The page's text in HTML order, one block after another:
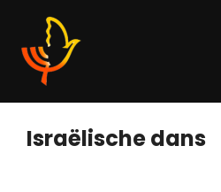
inhoud
Israëlische dans